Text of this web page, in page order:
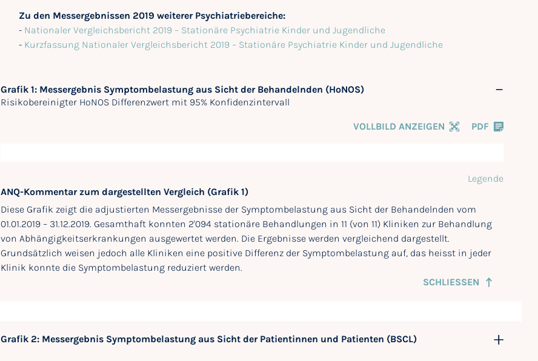
Zu den Messergebnissen 2019 weiterer Psychiatriebereiche:
- Nationaler Vergleichsbericht 2019 – Stationäre Psychiatrie Kinder und Jugendliche
- Kurzfassung Nationaler Vergleichsbericht 2019 – Stationäre Psychiatrie Kinder und Jugendliche
Grafik 1: Messergebnis Symptombelastung aus Sicht der Behandelnden (HoNOS)
Risikobereinigter HoNOS Differenzwert mit 95% Konfidenzintervall
VOLLBILD ANZEIGEN PDF
Legende
ANQ-Kommentar zum dargestellten Vergleich (Grafik 1)
Diese Grafik zeigt die adjustierten Messergebnisse der Symptombelastung aus Sicht der Behandelnden vom
01.01.2019 – 31.12.2019. Gesamthaft konnten 2'094 stationäre Behandlungen in 11 (von 11) Kliniken zur Behandlung
von Abhängigkeitserkrankungen ausgewertet werden. Die Ergebnisse werden vergleichend dargestellt.
Grundsätzlich weisen jedoch alle Kliniken eine positive Differenz der Symptombelastung auf, das heisst in jeder
Klinik konnte die Symptombelastung reduziert werden.
SCHLIESSEN
Grafik 2: Messergebnis Symptombelastung aus Sicht der Patientinnen und Patienten (BSCL)